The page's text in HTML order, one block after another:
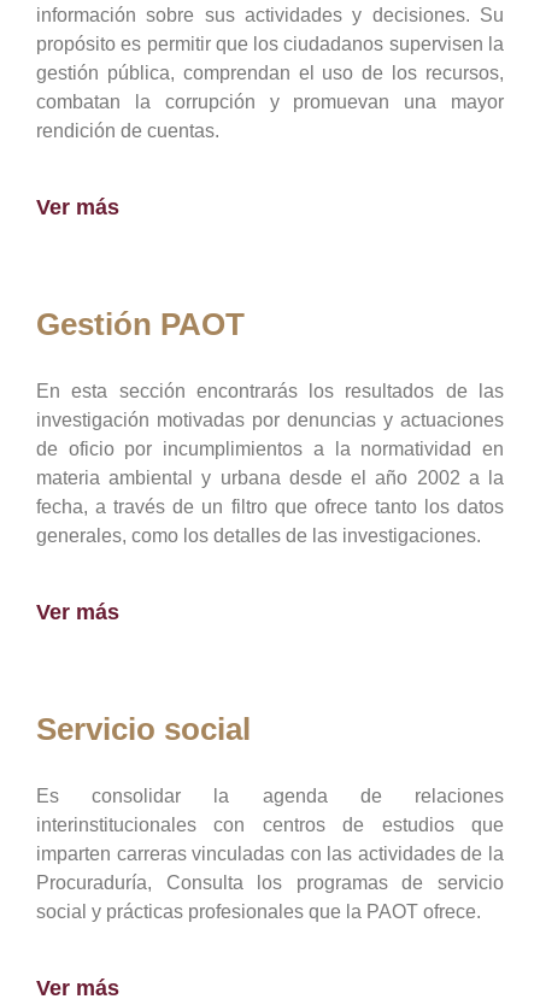
información sobre sus actividades y decisiones. Su
propósito es permitir que los ciudadanos supervisen la
gestión pública, comprendan el uso de los recursos,
combatan la corrupción y promuevan una mayor
rendición de cuentas.
Ver más
Gestión PAOT
En esta sección encontrarás los resultados de las
investigación motivadas por denuncias y actuaciones
de oficio por incumplimientos a la normatividad en
materia ambiental y urbana desde el año 2002 a la
fecha, a través de un filtro que ofrece tanto los datos
generales, como los detalles de las investigaciones.
Ver más
Servicio social
Es consolidar la agenda de relaciones
interinstitucionales con centros de estudios que
imparten carreras vinculadas con las actividades de la
Procuraduría, Consulta los programas de servicio
social y prácticas profesionales que la PAOT ofrece.
Ver más